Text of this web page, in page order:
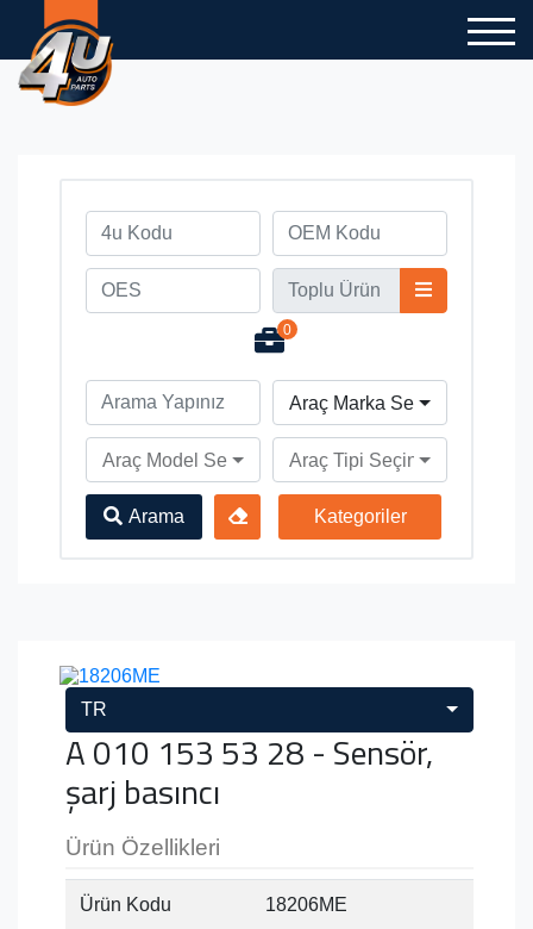
0
Araç Marka Seçiniz
Araç Model Seçiniz Araç Tipi Seçiniz
Arama Kategoriler
TR
A 010 153 53 28 - Sensör,
şarj basıncı
Ürün Özellikleri
Ürün Kodu 18206ME